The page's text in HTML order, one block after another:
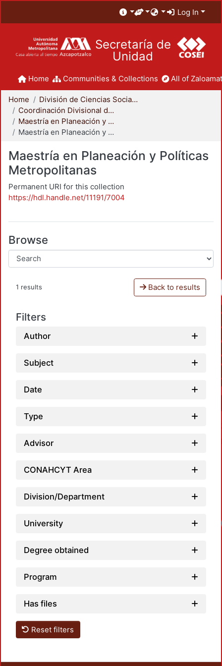
Log In
Secretaría de
Unidad
Home Communities & Collections All of
Home
División de Ciencias Sociales y Humanidades
Coordinación Divisional de Posgrado
Maestría en Planeación y Políticas Metropolitanas
Maestría en Planeación y Políticas Metropolitanas
Maestría en Planeación y Políticas
Metropolitanas
Permanent URI for this collection
https://hdl.handle.net/11191/7004
Browse
1 results Back to results
Filters
Author
Subject
Date
Type
Advisor
CONAHCYT Area
Division/Department
University
Degree obtained
Program
Has files
Reset filters